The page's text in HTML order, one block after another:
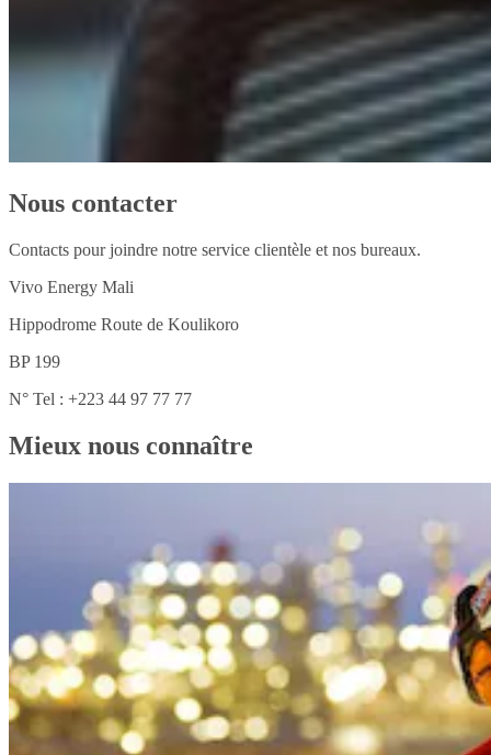
Nous contacter
Contacts pour joindre notre service clientèle et nos bureaux.
Vivo Energy Mali
Hippodrome Route de Koulikoro
BP 199
N° Tel : +223 44 97 77 77
Mieux nous connaître